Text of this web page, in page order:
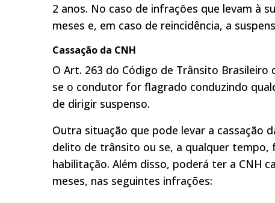
2 anos. No caso de infrações que levam à
meses e, em caso de reincidência, a
Cassação da CNH
O Art. 263 do Código de Trânsito
se o condutor for flagrado conduzindo
de dirigir suspenso.
Outra situação que pode levar a cassação
delito de trânsito ou se, a qualquer tempo,
habilitação. Além disso, poderá ter a CNH
meses, nas seguintes infrações: